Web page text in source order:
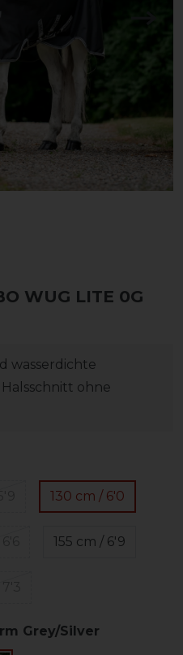
WUG LITE 0G
wasserdichte
ohne
130 cm / 6'0
155 cm / 6'9
Grey/Silver